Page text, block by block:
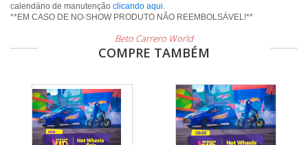
calendário de manutenção clicando aqui.
**EM CASO DE NO-SHOW PRODUTO NÃO REEMBOLSÁVEL!**
Beto Carrero World
COMPRE TAMBÉM